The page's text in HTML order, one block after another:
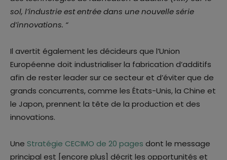
sol, l’industrie est entrée dans une nouvelle série
d’innovations. “
Il avertit également les décideurs que l’Union
Européenne doit industrialiser la fabrication d’additifs
afin de rester leader sur ce secteur et d’éviter que de
grands concurrents, comme les États-Unis, la Chine et
le Japon, prennent la tête de la production et des
innovations.
Une Stratégie CECIMO de 20 pages dont le message
principal est [encore plus] décrit les opportunités et